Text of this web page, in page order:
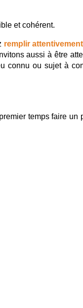
et cohérent.
remplir
aussi à être
connu ou sujet à
temps faire un